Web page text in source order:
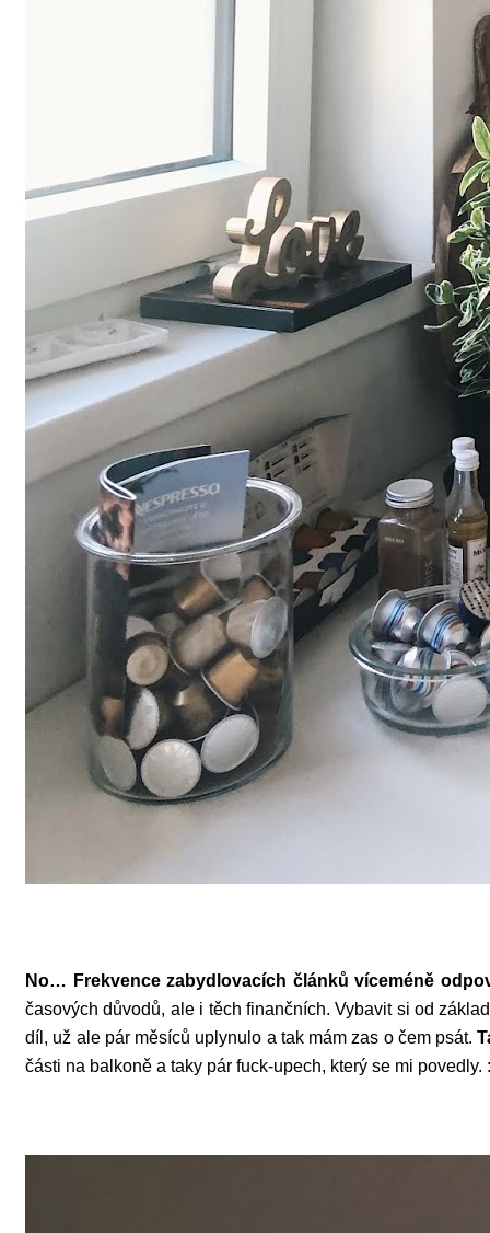
No… Frekvence zabydlovacích článků víceméně
časových důvodů, ale i těch finančních. Vybavit si od
díl, už ale pár měsíců uplynulo a tak mám zas o čem psát.
části na balkoně a taky pár fuck-upech, který se mi povedly.